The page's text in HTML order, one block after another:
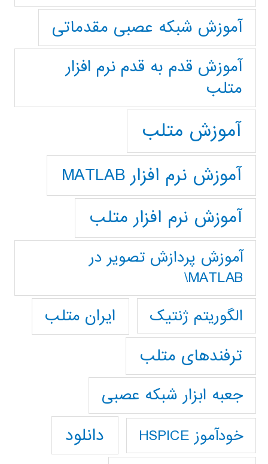
آموزش شبکه عصبی مقدماتی
آموزش قدم به قدم نرم افزار
متلب
آموزش متلب
آموزش نرم افزار MATLAB
آموزش نرم افزار متلب
آموزش پردازش تصوير در
MATLAB\
الگوریتم ژنتیک
ایران متلب
ترفندهای متلب
جعبه ابزار شبکه عصبی
خودآموز HSPICE دانلود